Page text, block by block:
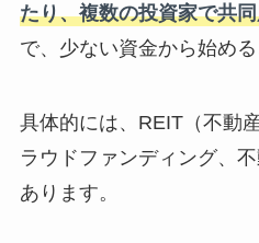
たり、複数の投資家で共
で、少ない資金から始める
具体的には、REIT（不動
ラウドファンディング、
あります。